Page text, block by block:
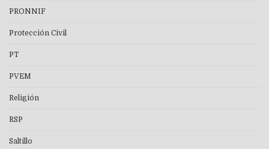
PRONNIF
Protección Civil
PT
PVEM
Religión
RSP
Saltillo